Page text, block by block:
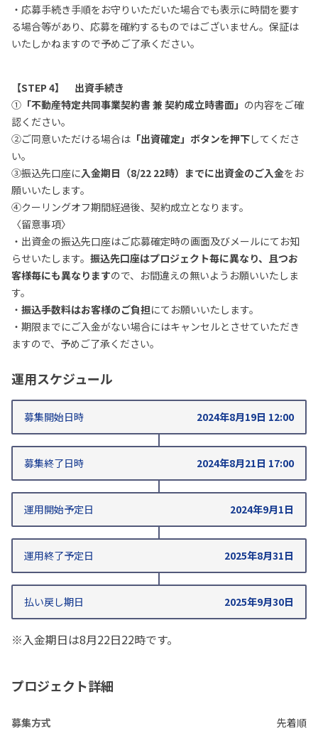
・応募手続き手順をお守りいただいた場合でも表示に時間を要す
る場合等があり、応募を確約するものではございません。保証は
いたしかねますので予めご了承ください。
【STEP 4】 出資手続き
① 「不動産特定共同事業契約書 兼 契約成立時書面」 の内容をご確
認ください。
②ご同意いただける場合は 「出資確定」ボタンを押下してくださ
い。
③振込先口座に入金期日（8/22 22時）までに出資金のご入金をお
願いいたします。
④クーリングオフ期間経過後、契約成立となります。
〈留意事項〉
・出資金の振込先口座はご応募確定時の画面及びメールにてお知
らせいたします。 振込先口座はプロジェクト毎に異なり、且つお
客様毎にも異なりますので、お間違えの無いようお願いいたしま
す。
・ 振込手数料はお客様のご負担にてお願いいたします。
・期限までにご入金がない場合にはキャンセルとさせていただき
ますので、予めご了承ください。
運用スケジュール
募集開始日時 2024年8月19日 12:00
募集終了日時 2024年8月21日 17:00
運用開始予定日 2024年9月1日
運用終了予定日 2025年8月31日
払い戻し期日 2025年9月30日
※入金期日は8月22日22時です。
プロジェクト詳細
募集方式 先着順